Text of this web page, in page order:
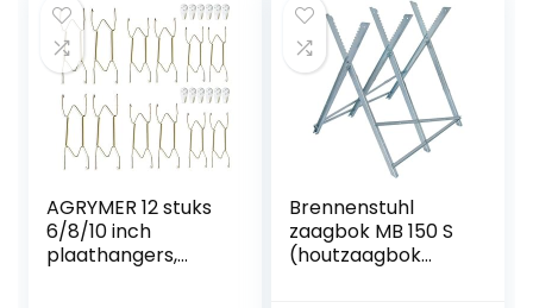
rubberen
pad/werkbank
met 780 mm
werkhoogte /
5258130
AGRYMER 12 stuks
6/8/10 inch
plaathangers,
Brennenstuhl
zaagbok MB 150 S
(houtzaagbok